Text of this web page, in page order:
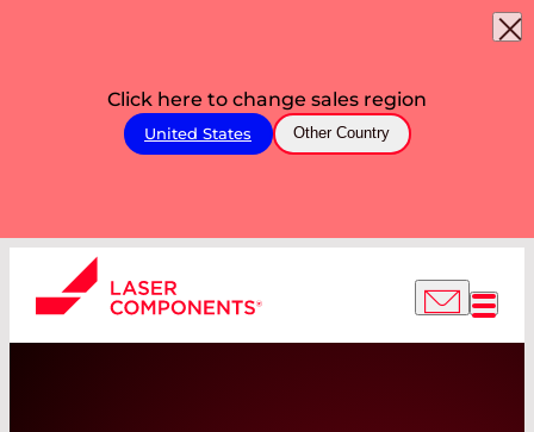
Click here to change sales region
United States Other Country